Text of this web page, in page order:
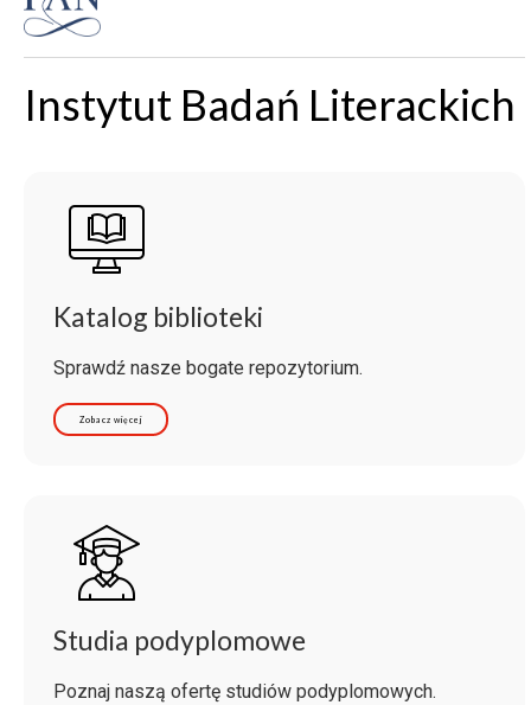
Instytut Badań Literackich
Katalog biblioteki
Sprawdź nasze bogate repozytorium.
Zobacz więcej
Studia podyplomowe
Poznaj naszą ofertę studiów podyplomowych.